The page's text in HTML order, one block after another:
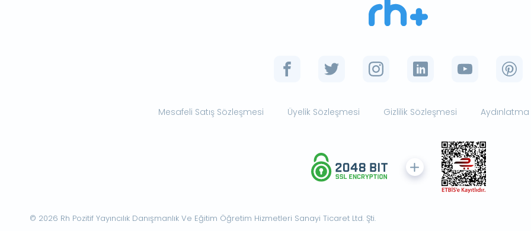
Mesafeli Satış Sözleşmesi Üyelik Sözleşmesi Gizlilik Sözleşmesi
© 2026 Rh Pozitif Yayıncılık Danışmanlık Ve Eğitim Öğretim Hizmetleri Sanayi Ticaret Ltd. Şti.